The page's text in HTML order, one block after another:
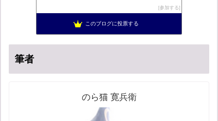
超革新ひふみ神示
参加する
このブログに投票する
筆者
のら猫 寛兵衛